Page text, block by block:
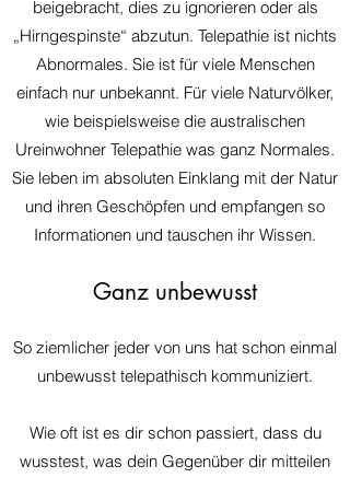
beigebracht, dies zu ignorieren oder als
„Hirngespinste“ abzutun. Telepathie ist nichts
Abnormales. Sie ist für viele Menschen
einfach nur unbekannt. Für viele Naturvölker,
wie beispielsweise die australischen
Ureinwohner Telepathie was ganz Normales.
Sie leben im absoluten Einklang mit der Natur
und ihren Geschöpfen und empfangen so
Informationen und tauschen ihr Wissen.
Ganz unbewusst
So ziemlicher jeder von uns hat schon einmal
unbewusst telepathisch kommuniziert.
Wie oft ist es dir schon passiert, dass du
wusstest, was dein Gegenüber dir mitteilen